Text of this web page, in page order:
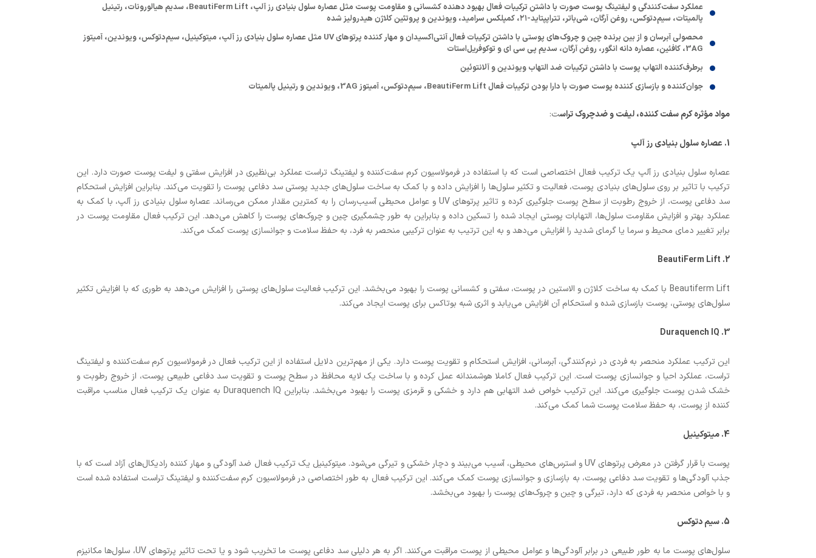
عملکرد سفت‌کنندگی و لیفتینگ پوست صورت با داشتن ترکیبات فعال بهبود دهنده کشسانی و مقاومت پوست مثل عصاره سلول بنیادی رز آلپ، BeautiFerm Lift، سدیم هیالورونات، رتینیل
پالمیتات، سیم‌دتوکس، روغن آرگان، شی‌باتر، تتراپپتاید-۲۱، کمپلکس سرامید، ویوندین و پروتئین کلاژن هیدرولیز شده
محصولی آبرسان و از بین برنده چین و چروک‌های پوستی با داشتن ترکیبات فعال آنتی‌اکسیدان و مهار کننده پرتوهای UV مثل عصاره سلول بنیادی رز آلپ، میتوکینیل، سیم‌دتوکس، ویوندین، آمیتوز
3AG، کافئین، عصاره دانه انگور، روغن آرگان، سدیم پی سی ای و توکوفریل‌استات
برطرف‌کننده التهاب پوست با داشتن ترکیبات ضد التهاب ویوندین و آلانتوئین
جوان‌کننده و بازسازی کننده پوست صورت با دارا بودن ترکیبات فعال BeautiFerm Lift، سیم‌دتوکس، آمیتوز 3AG، ویوندین و رتینیل پالمیتات
مواد مؤثره کرم سفت کننده، لیفت و ضدچروک تراست:
1. عصاره سلول بنیادی رز آلپ
عصاره سلول بنیادی رز آلپ یک ترکیب فعال اختصاصی است که با استفاده در فرمولاسیون کرم سفت‌کننده و لیفتینگ تراست عملکرد بی‌نظیری در افزایش سفتی و لیفت پوست صورت دارد. این
ترکیب با تاثیر بر روی سلول‌های بنیادی پوست، فعالیت و تکثیر سلول‌ها را افزایش داده و با کمک به ساخت سلول‌های جدید پوستی سد دفاعی پوست را تقویت می‌کند. بنابراین افزایش استحکام
سد دفاعی پوست، از خروج رطوبت از سطح پوست جلوگیری کرده و تاثیر پرتوهای UV و عوامل محیطی آسیب‌رسان را به کمترین مقدار ممکن می‌رساند. عصاره سلول بنیادی رز آلپ، با کمک به
عملکرد بهتر و افزایش مقاومت سلول‌ها، التهابات پوستی ایجاد شده را تسکین داده و بنابراین به طور چشمگیری چین و چروک‌های پوست را کاهش می‌دهد. این ترکیب فعال مقاومت پوست در
برابر تغییر دمای محیط و سرما یا گرمای شدید را افزایش می‌دهد و به این ترتیب به عنوان ترکیبی منحصر به فرد، به حفظ سلامت و جوانسازی پوست کمک می‌کند.
2. BeautiFerm Lift
Beautiferm Lift با کمک به ساخت کلاژن و الاستین در پوست، سفتی و کشسانی پوست را بهبود می‌بخشد. این ترکیب فعالیت سلول‌های پوستی را افزایش می‌دهد به طوری که با افزایش تکثیر
سلول‌های پوستی، پوست بازسازی شده و استحکام آن افزایش می‌یابد و اثری شبه بوتاکس برای پوست ایجاد می‌کند.
3. Duraquench IQ
این ترکیب عملکرد منحصر به فردی در نرم‌کنندگی، آبرسانی، افزایش استحکام و تقویت پوست دارد. یکی از مهم‌ترین دلایل استفاده از این ترکیب فعال در فرمولاسیون کرم سفت‌کننده و لیفتینگ
تراست، عملکرد احیا و جوانسازی پوست است. این ترکیب فعال کاملا هوشمندانه عمل کرده و با ساخت یک لایه محافظ در سطح پوست و تقویت سد دفاعی طبیعی پوست، از خروج رطوبت و
خشک شدن پوست جلوگیری می‌کند. این ترکیب خواص ضد التهابی هم دارد و خشکی و قرمزی پوست را بهبود می‌بخشد. بنابراین Duraquench IQ به عنوان یک ترکیب فعال مناسب مراقبت
کننده از پوست، به حفظ سلامت پوست شما کمک می‌کند.
4. میتوکینیل
پوست با قرار گرفتن در معرض پرتوهای UV و استرس‌های محیطی، آسیب می‌بیند و دچار خشکی و تیرگی می‌شود. میتوکینیل یک ترکیب فعال ضد آلودگی و مهار کننده رادیکال‌های آزاد است که با
جذب آلودگی‌ها و تقویت سد دفاعی پوست، به بازسازی و جوانسازی پوست کمک می‌کند. این ترکیب فعال به طور اختصاصی در فرمولاسیون کرم سفت‌کننده و لیفتینگ تراست استفاده شده است
و با خواص منحصر به فردی که دارد، تیرگی و چین و چروک‌های پوست را بهبود می‌بخشد.
5. سیم دتوکس
سلول‌های پوست ما به طور طبیعی در برابر آلودگی‌ها و عوامل محیطی از پوست مراقبت می‌کنند. اگر به هر دلیلی سد دفاعی پوست ما تخریب شود و یا تحت تاثیر پرتوهای UV، سلول‌ها مکانیزم